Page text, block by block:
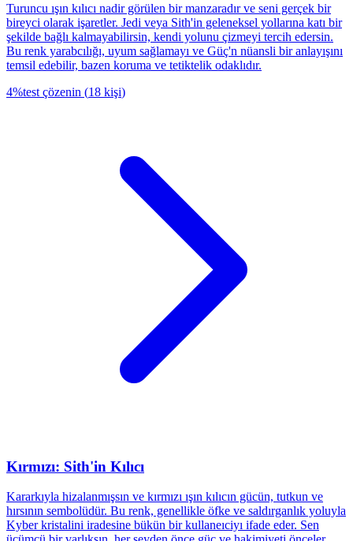
Turuncu ışın kılıcı nadir görülen bir manzaradır ve seni gerçek bir
bireyci olarak işaretler. Jedi veya Sith'in geleneksel yollarına katı bir
şekilde bağlı kalmayabilirsin, kendi yolunu çizmeyi tercih edersin.
Bu renk yarabcılığı, uyum sağlamayı ve Güç'n nüansli bir anlayışını
temsil edebilir, bazen koruma ve tetiktelik odaklıdır.
4%test çözenin (18 kişi)
Kırmızı: Sith'in Kılıcı
Kararkıyla hizalanmışsın ve kırmızı ışın kılıcın gücün, tutkun ve
hırsının sembolüdür. Bu renk, genellikle öfke ve saldırganlık yoluyla
Kyber kristalini iradesine bükün bir kullaneıciyı ifade eder. Sen